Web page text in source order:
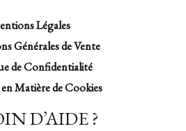
Légales
Générales de Vente
de Confidentialité
Matière de Cookies
D’AIDE ?